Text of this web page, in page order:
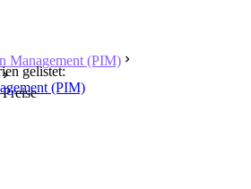
Management (PIM)
gelistet:
(PIM)